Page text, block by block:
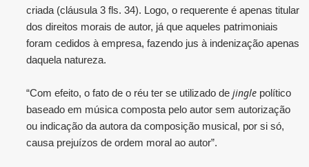
criada (cláusula 3 fls. 34). Logo, o requerente é apenas titular
dos direitos morais de autor, já que aqueles patrimoniais
foram cedidos à empresa, fazendo jus à indenização apenas
daquela natureza.
“Com efeito, o fato de o réu ter se utilizado de jingle político
baseado em música composta pelo autor sem autorização
ou indicação da autora da composição musical, por si só,
causa prejuízos de ordem moral ao autor”.